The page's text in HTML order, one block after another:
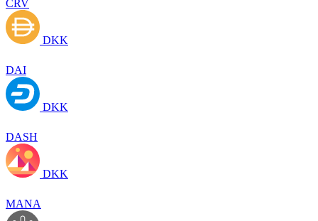
CRV
DKK
DAI
DKK
DASH
DKK
MANA